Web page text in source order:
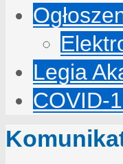
Legia
COVID-